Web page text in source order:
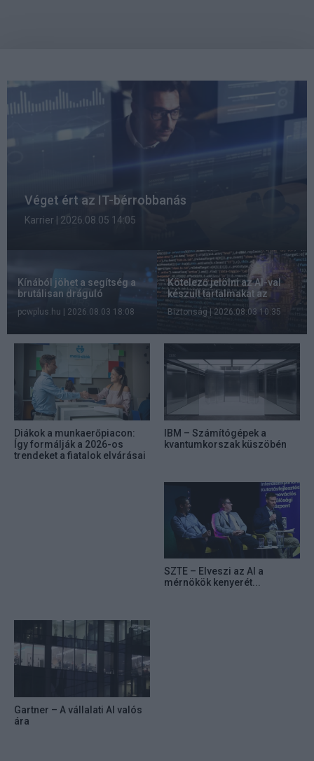
Véget ért az IT-bérrobbanás
Karrier | 2026.08.05 14:05
Kínából jöhet a segítség a
brutálisan dráguló
pcwplus.hu | 2026.08.03 18:08
Kötelező jelölni az AI-val
készült tartalmakat az
Európai Unióban
Biztonság | 2026.08.03 10:35
Diákok a munkaerőpiacon:
Így formálják a 2026-os
trendeket a fiatalok elvárásai
IBM – Számítógépek a
kvantumkorszak küszöbén
SZTE – Elveszi az AI a
mérnökök kenyerét...
Gartner – A vállalati AI valós
ára